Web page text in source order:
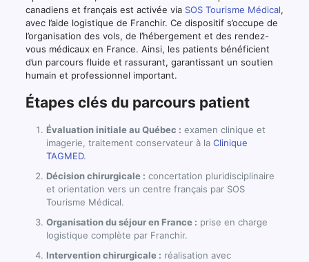
canadiens et français est activée via SOS Tourisme Médical,
avec l’aide logistique de Franchir. Ce dispositif s’occupe de
l’organisation des vols, de l’hébergement et des rendez-
vous médicaux en France. Ainsi, les patients bénéficient
d’un parcours fluide et rassurant, garantissant un soutien
humain et professionnel important.
Étapes clés du parcours patient
Évaluation initiale au Québec : examen clinique et
imagerie, traitement conservateur à la Clinique
TAGMED.
Décision chirurgicale : concertation pluridisciplinaire
et orientation vers un centre français par SOS
Tourisme Médical.
Organisation du séjour en France : prise en charge
logistique complète par Franchir.
Intervention chirurgicale : réalisation avec